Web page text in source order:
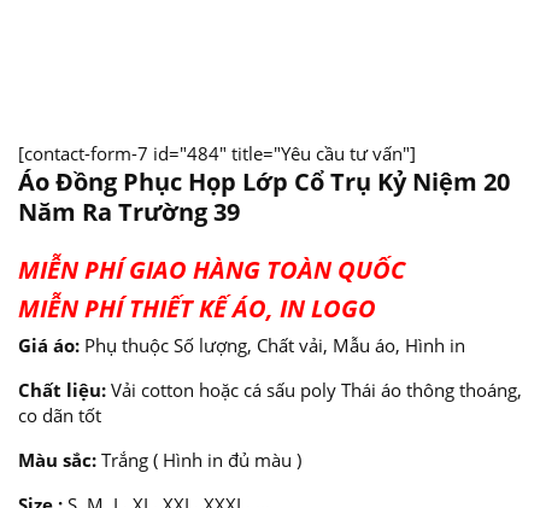
[contact-form-7 id="484" title="Yêu cầu tư vấn"]
Áo Đồng Phục Họp Lớp Cổ Trụ Kỷ Niệm 20
Năm Ra Trường 39
MIỄN PHÍ GIAO HÀNG TOÀN QUỐC
MIỄN PHÍ THIẾT KẾ ÁO, IN LOGO
Giá áo: Phụ thuộc Số lượng, Chất vải, Mẫu áo, Hình in
Chất liệu: Vải cotton hoặc cá sấu poly Thái áo thông thoáng,
co dãn tốt
Màu sắc: Trắng ( Hình in đủ màu )